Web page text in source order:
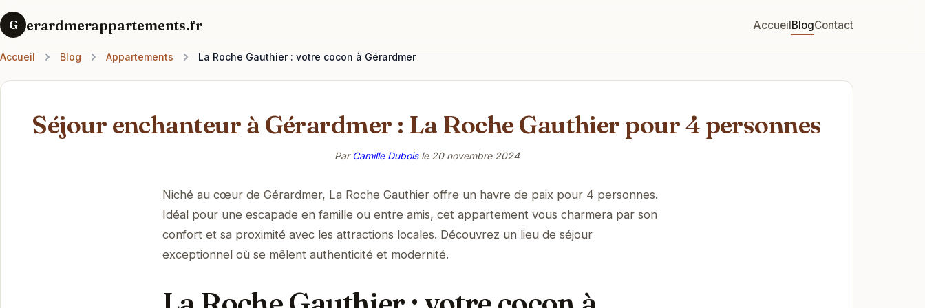
G erardmerappartements.fr AccueilBlogContact
Accueil Blog Appartements La Roche Gauthier : votre cocon à Gérardmer
Séjour enchanteur à Gérardmer : La Roche Gauthier pour 4 personnes
ParCamille Duboisle 20 novembre 2024
Niché au cœur de Gérardmer, La Roche Gauthier offre un havre de paix pour 4 personnes.
Idéal pour une escapade en famille ou entre amis, cet appartement vous charmera par son
confort et sa proximité avec les attractions locales. Découvrez un lieu de séjour
exceptionnel où se mêlent authenticité et modernité.